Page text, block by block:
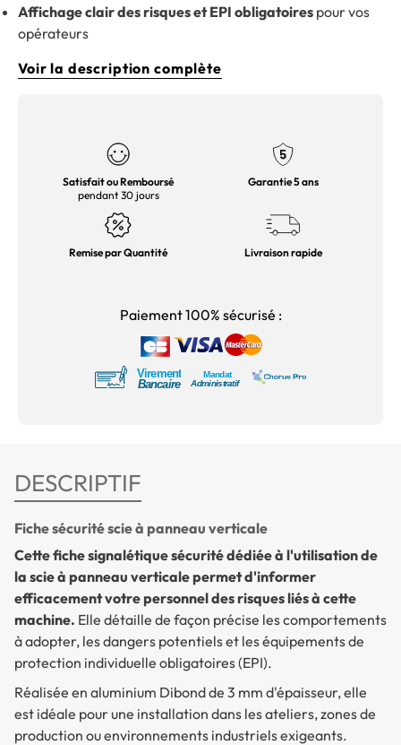
Affichage clair des risques et EPI obligatoires pour vos
opérateurs
Voir la description complète
Satisfait ou Remboursé
pendant 30 jours
Garantie 5 ans
Remise par Quantité Livraison rapide
Paiement 100% sécurisé :
DESCRIPTIF
Fiche sécurité scie à panneau verticale
Cette fiche signalétique sécurité dédiée à l'utilisation de
la scie à panneau verticale permet d'informer
efficacement votre personnel des risques liés à cette
machine. Elle détaille de façon précise les comportements
à adopter, les dangers potentiels et les équipements de
protection individuelle obligatoires (EPI).
Réalisée en aluminium Dibond de 3 mm d'épaisseur, elle
est idéale pour une installation dans les ateliers, zones de
production ou environnements industriels exigeants.